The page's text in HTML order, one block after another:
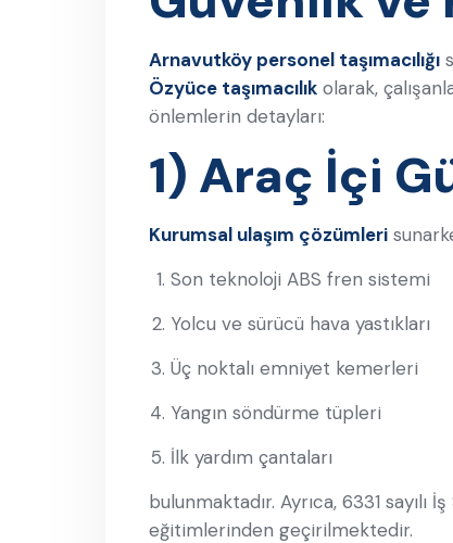
Arnavutköy personel taşımacılığı
Özyüce taşımacılık olarak,
önlemlerin detayları:
1) Araç İçi
Kurumsal ulaşım çözümleri
Son teknoloji ABS fren sistemi
Yolcu ve sürücü hava yastıkları
Üç noktalı emniyet kemerleri
Yangın söndürme tüpleri
İlk yardım çantaları
bulunmaktadır. Ayrıca, 6331
eğitimlerinden geçirilmektedir.